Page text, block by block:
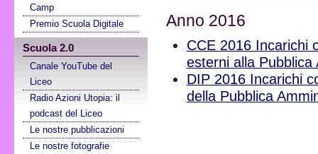
Camp
Premio Scuola Digitale
Scuola 2.0
Canale YouTube del
Liceo
Radio Azioni Utopia: il
podcast del Liceo
Le nostre pubblicazioni
Le nostre fotografie
Anno 2016
CCE 2016 Incarichi
esterni alla Pubblica
DIP 2016 Incarichi
della Pubblica